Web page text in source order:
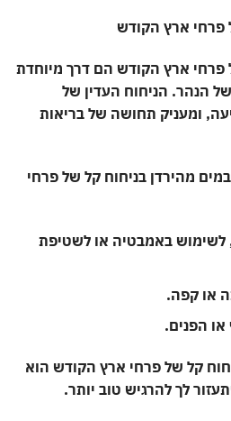
פרחי ארץ הקודש
פרחי ארץ הקודש הם דרך מיוחדת
הנהר. הניחוח העדין של
ומעניק תחושה של בריאות
מהירדן בניחוח קל של פרחי
באמבטיה או לשטיפת
או קפה.
הפנים.
קל של פרחי ארץ הקודש הוא
לך להרגיש טוב יותר.